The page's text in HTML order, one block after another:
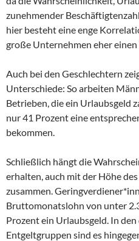
zunehmender
hier besteht eine enge
große Unternehmen eher einen
Auch bei den Geschlechtern
Unterschiede: So arbeiten
Betrieben, die ein Urlaubsgeld
nur 41 Prozent eine
bekommen.
Schließlich hängt die
erhalten, auch mit der Höhe
zusammen.
Bruttomonatslohn von unter
Prozent ein Urlaubsgeld. In
Entgeltgruppen sind es